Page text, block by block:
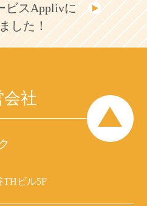
ビスApplivに
した！
会社
THビル5F